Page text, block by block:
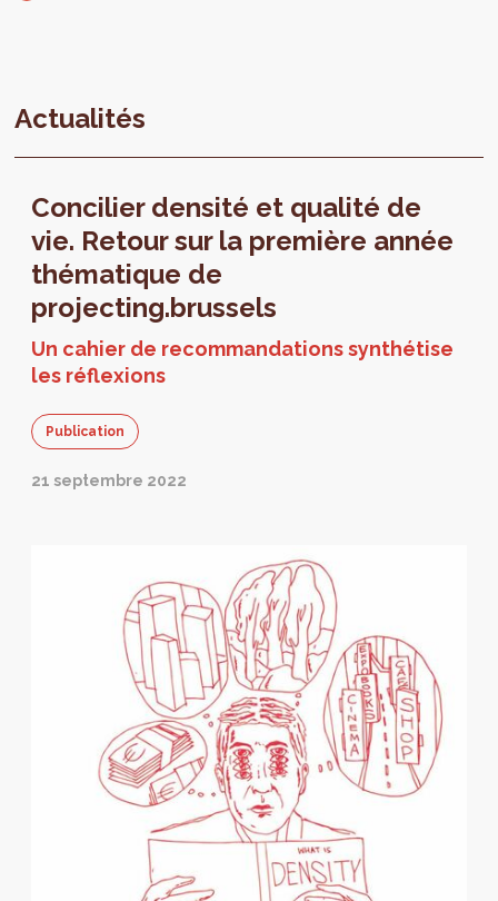
Actualités
Concilier densité et qualité de
vie. Retour sur la première année
thématique de
projecting.brussels
Un cahier de recommandations synthétise
les réflexions
Publication
21 septembre 2022